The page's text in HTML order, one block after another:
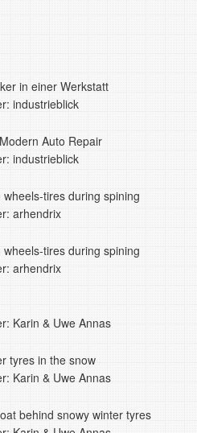
in einer Werkstatt
industrieblick
Auto Repair
industrieblick
tires during spining
arhendrix
tires during spining
arhendrix
Karin & Uwe Annas
tyres in the snow
Karin & Uwe Annas
behind snowy winter tyres